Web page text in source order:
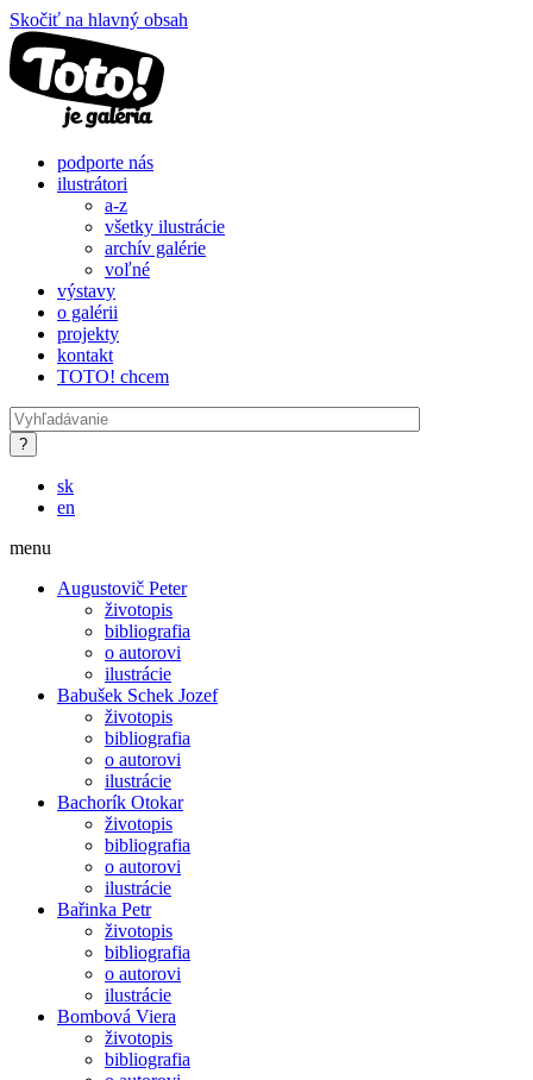
Skočiť na hlavný obsah
podporte nás
ilustrátori
a-z
všetky ilustrácie
archív galérie
voľné
výstavy
o galérii
projekty
kontakt
TOTO! chcem
sk
en
menu
Augustovič Peter
životopis
bibliografia
o autorovi
ilustrácie
Babušek Schek Jozef
životopis
bibliografia
o autorovi
ilustrácie
Bachorík Otokar
životopis
bibliografia
o autorovi
ilustrácie
Bařinka Petr
životopis
bibliografia
o autorovi
ilustrácie
Bombová Viera
životopis
bibliografia